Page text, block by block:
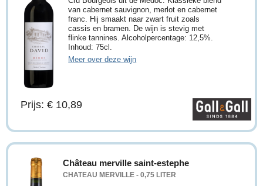
van cabernet sauvignon, merlot en cabernet
franc. Hij smaakt naar zwart fruit zoals
cassis en bramen. De wijn is stevig met
flinke tannines. Alcoholpercentage: 12,5%.
Inhoud: 75cl.
Meer over deze wijn
Prijs: € 10,89
Château merville saint-estephe
CHATEAU MERVILLE - 0,75 LITER